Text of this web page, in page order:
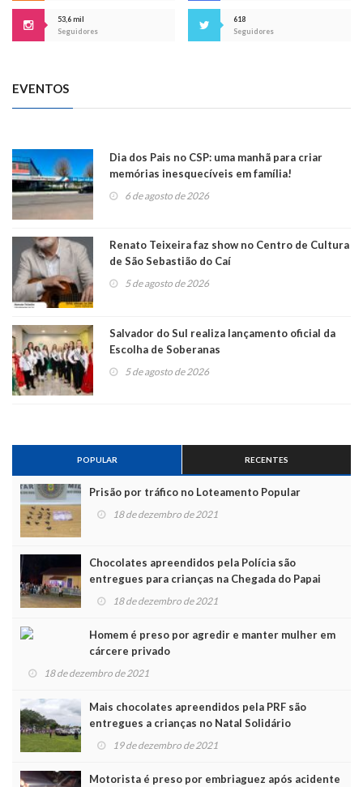
53,6 mil
Seguidores
618
Seguidores
EVENTOS
Dia dos Pais no CSP: uma manhã para criar
memórias inesquecíveis em família!
6 de agosto de 2026
Renato Teixeira faz show no Centro de Cultura
de São Sebastião do Caí
5 de agosto de 2026
Salvador do Sul realiza lançamento oficial da
Escolha de Soberanas
5 de agosto de 2026
POPULAR RECENTES
Prisão por tráfico no Loteamento Popular
18 de dezembro de 2021
Chocolates apreendidos pela Polícia são
entregues para crianças na Chegada do Papai
Noel 18 de dezembro de 2021
Homem é preso por agredir e manter mulher em
cárcere privado
18 de dezembro de 2021
Mais chocolates apreendidos pela PRF são
entregues a crianças no Natal Solidário
19 de dezembro de 2021
Motorista é preso por embriaguez após acidente